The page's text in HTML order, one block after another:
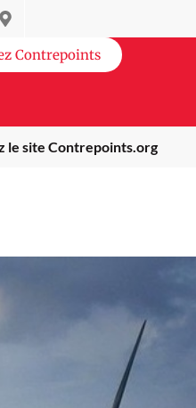
Contrepoints
le site Contrepoints.org